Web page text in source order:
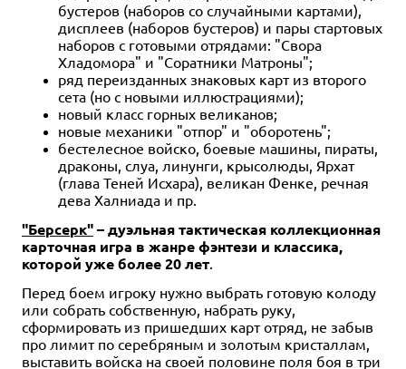
бустеров (наборов со случайными картами),
дисплеев (наборов бустеров) и пары стартовых
наборов с готовыми отрядами: "Свора
Хладомора" и "Соратники Матроны";
ряд переизданных знаковых карт из второго
сета (но с новыми иллюстрациями);
новый класс горных великанов;
новые механики "отпор" и "оборотень";
бестелесное войско, боевые машины, пираты,
драконы, слуа, линунги, крысолюды, Ярхат
(глава Теней Исхара), великан Фенке, речная
дева Халниада и пр.
"Берсерк"– дуэльная тактическая коллекционная
карточная игра в жанре фэнтези и классика,
которой уже более 20 лет.
Перед боем игроку нужно выбрать готовую колоду
или собрать собственную, набрать руку,
сформировать из пришедших карт отряд, не забыв
про лимит по серебряным и золотым кристаллам,
выставить войска на своей половине поля боя в три